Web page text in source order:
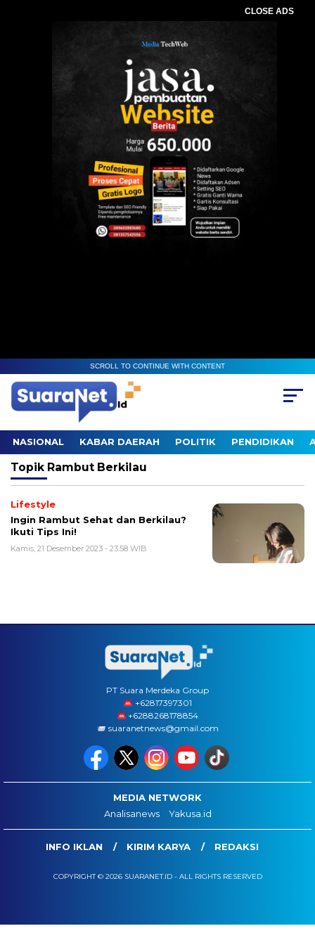
CLOSE ADS
SCROLL TO CONTINUE WITH CONTENT
NASIONAL KABAR DAERAH POLITIK PENDIDIKAN
Topik Rambut Berkilau
Lifestyle
Ingin Rambut Sehat dan Berkilau?
Ikuti Tips Ini!
Kamis, 21 Desember 2023 - 23:58 WIB
PT Suara Merdeka Group
‪+62817397301
+6288268178854
suaranetnews@gmail.com
MEDIA NETWORK
Analisanews
Yakusa.id
INFO IKLAN KIRIM KARYA REDAKSI
COPYRIGHT © 2026 SUARANET.ID - ALL RIGHTS RESERVED